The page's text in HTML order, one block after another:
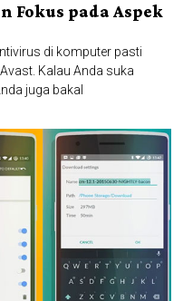
Fokus pada Aspek
di komputer pasti
Kalau Anda suka
juga bakal